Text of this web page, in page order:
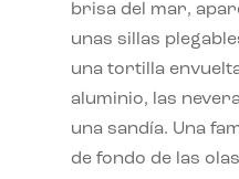
brisa del mar,
unas sillas
una tortilla
aluminio, las
una sandía. Una
de fondo de las